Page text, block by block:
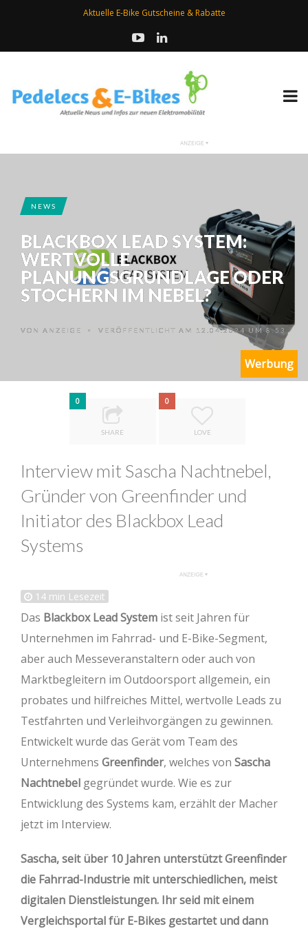
Aktuelle E-Bike Gutscheine & Rabatte
NEWS
BLACKBOX LEAD SYSTEM:
WERTVOLLE
PLANUNGSGRUNDLAGE ODER
STOCHERN IM NEBEL?
VON ANZEIGE • VERÖFFENTLICHT AM 12.04.2024 UM 8:53
Werbung
0
SHARE
0
LOVE
Interview mit Sascha Nachtnebel,
Gründer von Greenfinder und
Initiator des Blackbox Lead
Systems
14 min Lesezeit
Das Blackbox Lead System ist seit Jahren für
Unternehmen im Fahrrad- und E-Bike-Segment,
aber auch Messeveranstaltern oder auch von
Marktbegleitern im Outdoorsport allgemein, ein
probates und hilfreiches Mittel, wertvolle Leads zu
Testfahrten und Verleihvorgängen zu gewinnen.
Entwickelt wurde das Gerät vom Team des
Unternehmens Greenfinder, welches von Sascha
Nachtnebel gegründet wurde. Wie es zur
Entwicklung des Systems kam, erzählt der Macher
jetzt im Interview.
Sascha, seit über 10 Jahren unterstützt Greenfinder
die Fahrrad-Industrie mit unterschiedlichen, meist
digitalen Dienstleistungen. Ihr seid mit einem
Vergleichsportal für E-Bikes gestartet und dann